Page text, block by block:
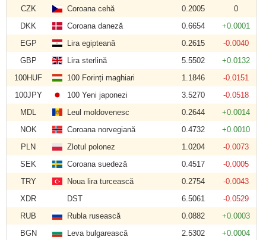
CZK
Coroana cehă 0.2005
0
DKK
Coroana daneză 0.6654
+0.0001
EGP
Lira egipteană 0.2615
-0.0040
GBP
Lira sterlină 5.5502
+0.0132
100HUF
100 Forinți maghiari 1.1846
-0.0151
100JPY
100 Yeni japonezi 3.5270
-0.0518
MDL
Leul moldovenesc 0.2644
+0.0014
NOK
Coroana norvegiană 0.4732
+0.0010
PLN
Zlotul polonez 1.0204
-0.0073
SEK
Coroana suedeză 0.4517
-0.0005
TRY
Noua lira turcească 0.2754
-0.0043
XDR
DST 6.5061
-0.0529
RUB
Rubla rusească 0.0882
+0.0003
BGN
Leva bulgarească 2.5302
+0.0004